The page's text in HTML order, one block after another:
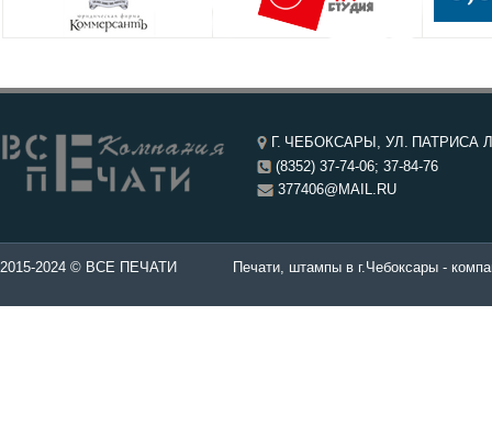
Г. ЧЕБОКСАРЫ, УЛ. ПАТРИСА
(8352) 37-74-06; 37-84-76
377406@MAIL.RU
в Чебоксары. Печати, штампы в г.Чебоксары -
2015-2024 © ВСЕ ПЕЧАТИ